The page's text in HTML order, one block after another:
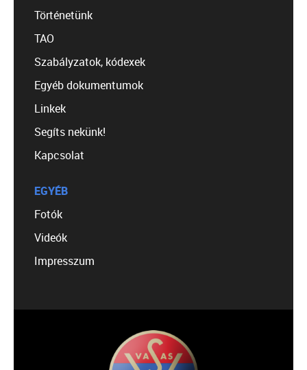
Történetünk
TAO
Szabályzatok, kódexek
Egyéb dokumentumok
Linkek
Segíts nekünk!
Kapcsolat
EGYÉB
Fotók
Videók
Impresszum